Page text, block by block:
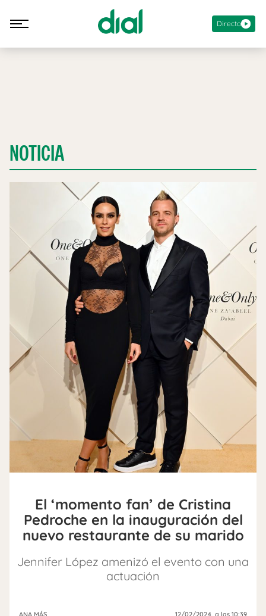
Directo
NOTICIA
El ‘momento fan’ de Cristina
Pedroche en la inauguración del
nuevo restaurante de su marido
Jennifer López amenizó el evento con una
actuación
ANA MÁS 12/02/2024, a las 10:39